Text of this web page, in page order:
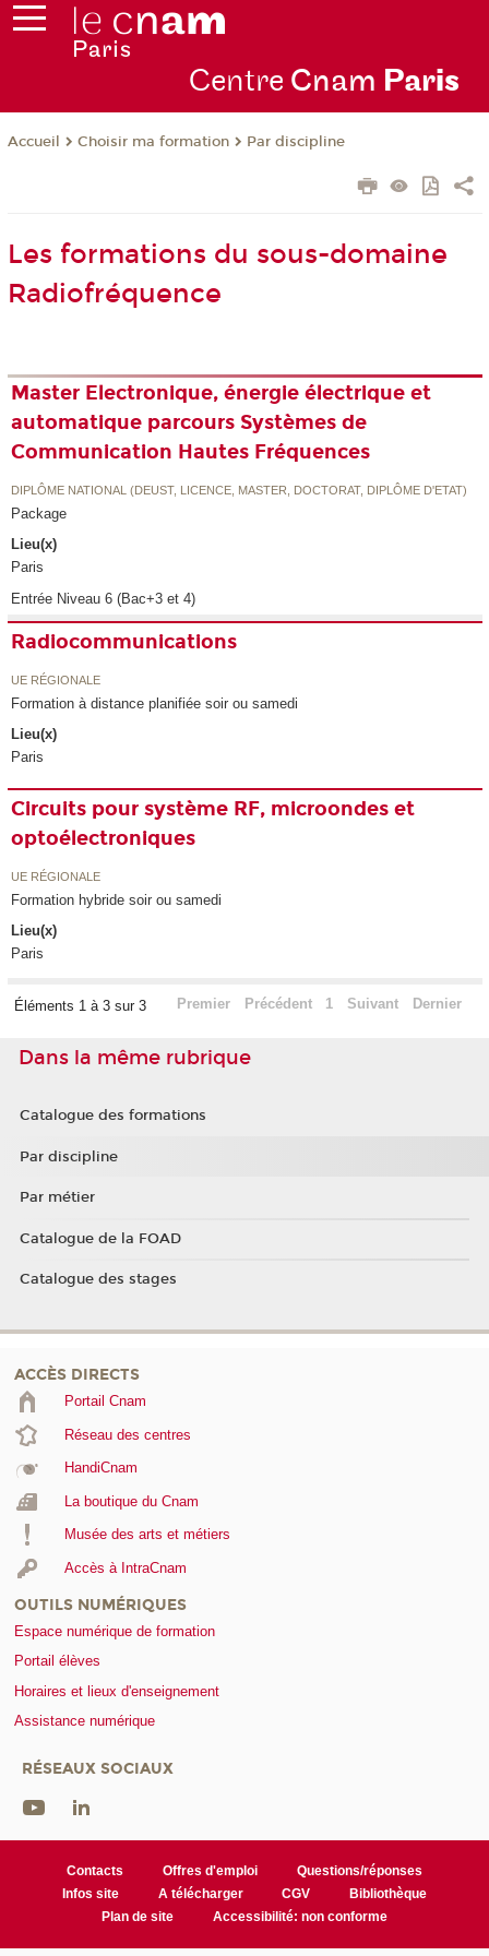
Centre Cnam Paris
Accueil Choisir ma formation Par discipline
Les formations du sous-domaine
Radiofréquence
Master Electronique, énergie électrique et
automatique parcours Systèmes de
Communication Hautes Fréquences
DIPLÔME NATIONAL (DEUST, LICENCE, MASTER, DOCTORAT, DIPLÔME D'ETAT)
Package
Lieu(x)
Paris
Entrée Niveau 6 (Bac+3 et 4)
Radiocommunications
UE RÉGIONALE
Formation à distance planifiée soir ou samedi
Lieu(x)
Paris
Circuits pour système RF, microondes et
optoélectroniques
UE RÉGIONALE
Formation hybride soir ou samedi
Lieu(x)
Paris
Éléments 1 à 3 sur 3 Premier Précédent 1 Suivant Dernier
Dans la même rubrique
Catalogue des formations
Par discipline
Par métier
Catalogue de la FOAD
Catalogue des stages
ACCÈS DIRECTS
Portail Cnam
Réseau des centres
HandiCnam
La boutique du Cnam
Musée des arts et métiers
Accès à IntraCnam
OUTILS NUMÉRIQUES
Espace numérique de formation
Portail élèves
Horaires et lieux d'enseignement
Assistance numérique
RÉSEAUX SOCIAUX
Contacts Offres d'emploi
Questions/réponses
Infos site
A télécharger CGV
Bibliothèque
Plan de site
Accessibilité: non conforme